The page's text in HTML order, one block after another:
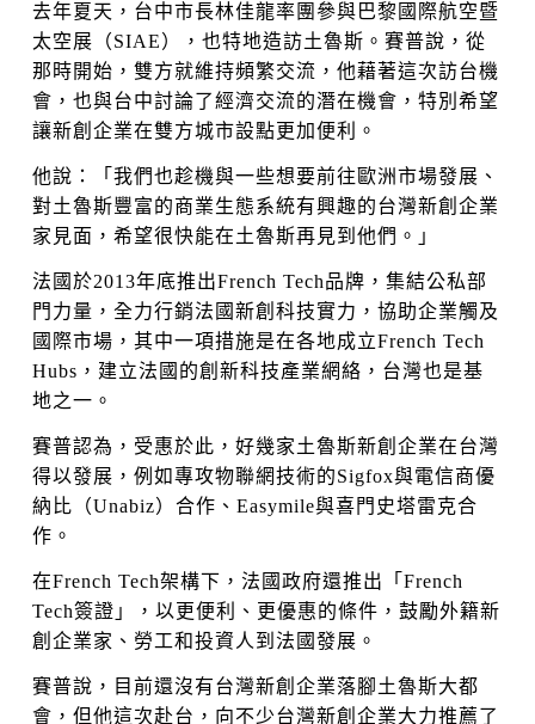
去年夏天，台中市長林佳龍率團參與巴黎國際航空暨
太空展（SIAE），也特地造訪土魯斯。賽普說，從
那時開始，雙方就維持頻繁交流，他藉著這次訪台機
會，也與台中討論了經濟交流的潛在機會，特別希望
讓新創企業在雙方城市設點更加便利。
他說：「我們也趁機與一些想要前往歐洲市場發展、
對土魯斯豐富的商業生態系統有興趣的台灣新創企業
家見面，希望很快能在土魯斯再見到他們。」
法國於2013年底推出French Tech品牌，集結公私部
門力量，全力行銷法國新創科技實力，協助企業觸及
國際市場，其中一項措施是在各地成立French Tech
Hubs，建立法國的創新科技產業網絡，台灣也是基
地之一。
賽普認為，受惠於此，好幾家土魯斯新創企業在台灣
得以發展，例如專攻物聯網技術的Sigfox與電信商優
納比（Unabiz）合作、Easymile與喜門史塔雷克合
作。
在French Tech架構下，法國政府還推出「French
Tech簽證」，以更便利、更優惠的條件，鼓勵外籍新
創企業家、勞工和投資人到法國發展。
賽普說，目前還沒有台灣新創企業落腳土魯斯大都
會，但他這次赴台，向不少台灣新創企業大力推薦了